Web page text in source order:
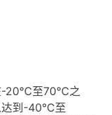
-20℃至70℃之
达到-40℃至